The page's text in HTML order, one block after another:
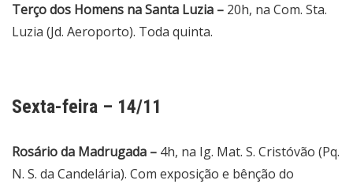
Terço dos Homens na Santa Luzia – 20h, na Com. Sta.
Luzia (Jd. Aeroporto). Toda quinta.
Sexta-feira – 14/11
Rosário da Madrugada – 4h, na Ig. Mat. S. Cristóvão (Pq.
N. S. da Candelária). Com exposição e bênção do